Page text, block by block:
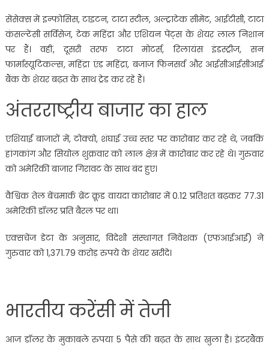
सेंसेक्स में इन्फोसिस, टाइटन, टाटा स्टील, अल्ट्राटेक सीमेंट, आईटीसी, टाटा
कंसल्टेंसी सर्विसेज, टेक महिंद्रा और एशियन पेंट्स के शेयर लाल निशान
पर हैं। वहीं, दूसरी तरफ टाटा मोटर्स, रिलायंस इंडस्ट्रीज, सन
फार्मास्यूटिकल्स, महिंद्रा एंड महिंद्रा, बजाज फिनसर्व और आईसीआईसीआई
बैंक के शेयर बढ़त के साथ ट्रेड कर रहे हैं।
अंतरराष्ट्रीय बाजार का हाल
एशियाई बाजारों में, टोक्यो, शंघाई उच्च स्तर पर कारोबार कर रहे थे, जबकि
हांगकांग और सियोल शुक्रवार को लाल क्षेत्र में कारोबार कर रहे थे। गुरुवार
को अमेरिकी बाजार गिरावट के साथ बंद हुए।
वैश्विक तेल बेंचमार्क ब्रेंट क्रूड वायदा कारोबार में 0.12 प्रतिशत बढ़कर 77.31
अमेरिकी डॉलर प्रति बैरल पर था।
एक्सचेंज डेटा के अनुसार, विदेशी संस्थागत निवेशक (एफआईआई) ने
गुरुवार को 1,371.79 करोड़ रुपये के शेयर खरीदे।
भारतीय करेंसी में तेजी
आज डॉलर के मुकाबले रुपया 5 पैसे की बढ़त के साथ खुला है। इंटरबैंक